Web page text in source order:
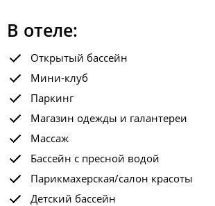
В отеле:
Открытый бассейн
Мини-клуб
Паркинг
Магазин одежды и галантереи
Массаж
Бассейн с пресной водой
Парикмахерская/салон красоты
Детский бассейн